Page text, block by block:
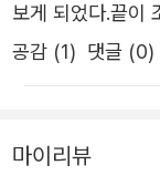
보게 되었다.끝이
공감 (1) 댓글 (0)
마이리뷰